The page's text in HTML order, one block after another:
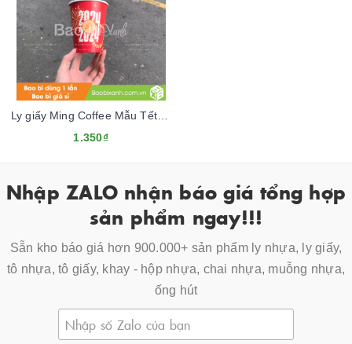
Ly giấy Ming Coffee Mẫu Tết 2024
1.350₫
Nhập ZALO nhận báo giá tổng hợp
sản phẩm ngay!!!
Sẵn kho báo giá hơn 900.000+ sản phẩm ly nhựa, ly giấy,
tô nhựa, tô giấy, khay - hộp nhựa, chai nhựa, muỗng nhựa,
ống hút